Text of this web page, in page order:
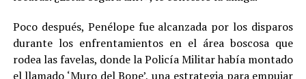
Poco después, Penélope fue alcanzada por los disparos
durante los enfrentamientos en el área boscosa que
rodea las favelas, donde la Policía Militar había montado
el llamado ‘Muro del Bope’, una estrategia para empujar